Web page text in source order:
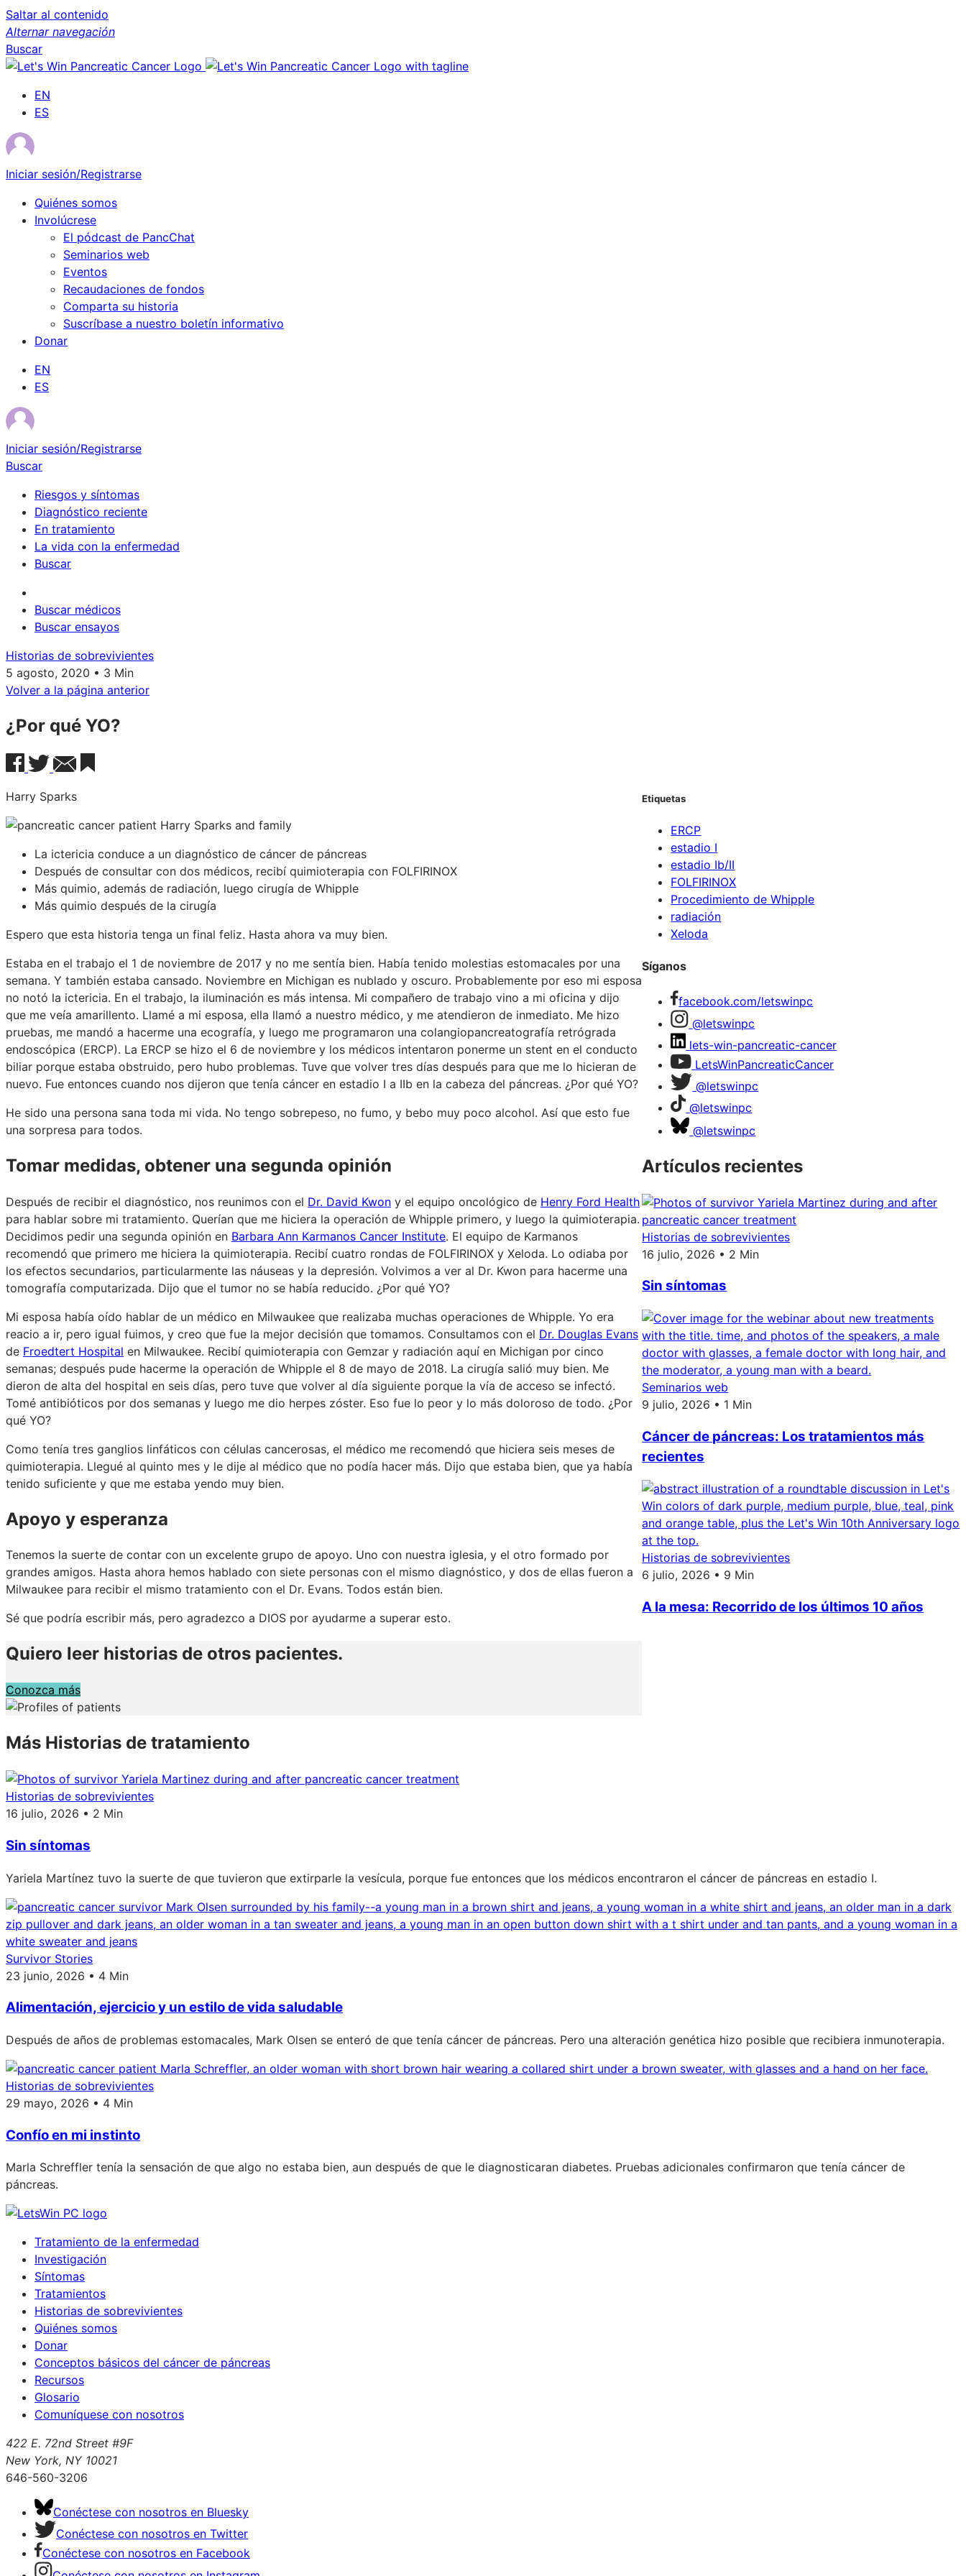
Saltar al contenido
Alternar navegación
Buscar
EN
ES
Iniciar sesión/Registrarse
Quiénes somos
Involúcrese
El pódcast de PancChat
Seminarios web
Eventos
Recaudaciones de fondos
Comparta su historia
Suscríbase a nuestro boletín informativo
Donar
EN
ES
Iniciar sesión/Registrarse
Buscar
Riesgos y síntomas
Diagnóstico reciente
En tratamiento
La vida con la enfermedad
Buscar
Buscar médicos
Buscar ensayos
Historias de sobrevivientes
5 agosto, 2020 • 3 Min
Volver a la página anterior
¿Por qué YO?
Harry Sparks
La ictericia conduce a un diagnóstico de cáncer de páncreas
Después de consultar con dos médicos, recibí quimioterapia con FOLFIRINOX
Más quimio, además de radiación, luego cirugía de Whipple
Más quimio después de la cirugía
Espero que esta historia tenga un final feliz. Hasta ahora va muy bien.
Estaba en el trabajo el 1 de noviembre de 2017 y no me sentía bien. Había tenido molestias estomacales por una
semana. Y también estaba cansado. Noviembre en Michigan es nublado y oscuro. Probablemente por eso mi esposa
no notó la ictericia. En el trabajo, la iluminación es más intensa. Mi compañero de trabajo vino a mi oficina y dijo
que me veía amarillento. Llamé a mi esposa, ella llamó a nuestro médico, y me atendieron de inmediato. Me hizo
pruebas, me mandó a hacerme una ecografía, y luego me programaron una colangiopancreatografía retrógrada
endoscópica (ERCP). La ERCP se hizo el 6 de noviembre y los médicos intentaron ponerme un stent en el conducto
biliar porque estaba obstruido, pero hubo problemas. Tuve que volver tres días después para que me lo hicieran de
nuevo. Fue entonces cuando nos dijeron que tenía cáncer en estadio I a IIb en la cabeza del páncreas. ¿Por qué YO?
He sido una persona sana toda mi vida. No tengo sobrepeso, no fumo, y bebo muy poco alcohol. Así que esto fue
una sorpresa para todos.
Tomar medidas, obtener una segunda opinión
Después de recibir el diagnóstico, nos reunimos con el Dr. David Kwon y el equipo oncológico de Henry Ford Health
para hablar sobre mi tratamiento. Querían que me hiciera la operación de Whipple primero, y luego la quimioterapia.
Decidimos pedir una segunda opinión en Barbara Ann Karmanos Cancer Institute. El equipo de Karmanos
recomendó que primero me hiciera la quimioterapia. Recibí cuatro rondas de FOLFIRINOX y Xeloda. Lo odiaba por
los efectos secundarios, particularmente las náuseas y la depresión. Volvimos a ver al Dr. Kwon para hacerme una
tomografía computarizada. Dijo que el tumor no se había reducido. ¿Por qué YO?
Mi esposa había oído hablar de un médico en Milwaukee que realizaba muchas operaciones de Whipple. Yo era
reacio a ir, pero igual fuimos, y creo que fue la mejor decisión que tomamos. Consultamos con el Dr. Douglas Evans
de Froedtert Hospital en Milwaukee. Recibí quimioterapia con Gemzar y radiación aquí en Michigan por cinco
semanas; después pude hacerme la operación de Whipple el 8 de mayo de 2018. La cirugía salió muy bien. Me
dieron de alta del hospital en seis días, pero tuve que volver al día siguiente porque la vía de acceso se infectó.
Tomé antibióticos por dos semanas y luego me dio herpes zóster. Eso fue lo peor y lo más doloroso de todo. ¿Por
qué YO?
Como tenía tres ganglios linfáticos con células cancerosas, el médico me recomendó que hiciera seis meses de
quimioterapia. Llegué al quinto mes y le dije al médico que no podía hacer más. Dijo que estaba bien, que ya había
tenido suficiente y que me estaba yendo muy bien.
Apoyo y esperanza
Tenemos la suerte de contar con un excelente grupo de apoyo. Uno con nuestra iglesia, y el otro formado por
grandes amigos. Hasta ahora hemos hablado con siete personas con el mismo diagnóstico, y dos de ellas fueron a
Milwaukee para recibir el mismo tratamiento con el Dr. Evans. Todos están bien.
Sé que podría escribir más, pero agradezco a DIOS por ayudarme a superar esto.
Quiero leer historias de otros pacientes.
Conozca más
Etiquetas
ERCP
estadio I
estadio Ib/II
FOLFIRINOX
Procedimiento de Whipple
radiación
Xeloda
Síganos
facebook.com/letswinpc
@letswinpc
lets-win-pancreatic-cancer
LetsWinPancreaticCancer
@letswinpc
@letswinpc
@letswinpc
Artículos recientes
Historias de sobrevivientes
16 julio, 2026 • 2 Min
Sin síntomas
Seminarios web
9 julio, 2026 • 1 Min
Cáncer de páncreas: Los tratamientos más
recientes
Historias de sobrevivientes
6 julio, 2026 • 9 Min
A la mesa: Recorrido de los últimos 10 años
Más Historias de tratamiento
Historias de sobrevivientes
16 julio, 2026 • 2 Min
Sin síntomas
Yariela Martínez tuvo la suerte de que tuvieron que extirparle la vesícula, porque fue entonces que los médicos encontraron el cáncer de páncreas en estadio I.
Survivor Stories
23 junio, 2026 • 4 Min
Alimentación, ejercicio y un estilo de vida saludable
Después de años de problemas estomacales, Mark Olsen se enteró de que tenía cáncer de páncreas. Pero una alteración genética hizo posible que recibiera inmunoterapia.
Historias de sobrevivientes
29 mayo, 2026 • 4 Min
Confío en mi instinto
Marla Schreffler tenía la sensación de que algo no estaba bien, aun después de que le diagnosticaran diabetes. Pruebas adicionales confirmaron que tenía cáncer de
páncreas.
Tratamiento de la enfermedad
Investigación
Síntomas
Tratamientos
Historias de sobrevivientes
Quiénes somos
Donar
Conceptos básicos del cáncer de páncreas
Recursos
Glosario
Comuníquese con nosotros
422 E. 72nd Street #9F
New York, NY 10021
646-560-3206
Conéctese con nosotros en Bluesky
Conéctese con nosotros en Twitter
Conéctese con nosotros en Facebook